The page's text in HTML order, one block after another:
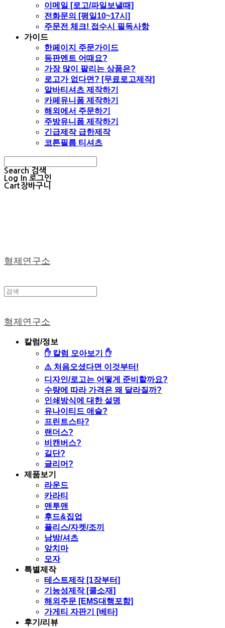
이메일 [로고/파일보낼때]
전화문의 [평일10~17시]
주문전 체크! 접수시 필독사항
가이드
한페이지 주문가이드
등판멘트 어때요?
가장 많이 팔리는 상품은?
로고가 없다면? [무료로고제작]
알바티셔츠 제작하기
카페유니폼 제작하기
해외에서 주문하기
주방유니폼 제작하기
긴급제작 급한제작
코튼필름 티셔츠
Search 검색
Log In 로그인
Cart장바구니
형제연구소
형제연구소
칼럼/정보
✋ 칼럼 모아보기 ✋
⚠️ 처음오셨다면 이것부터!
디자인/로고는 어떻게 준비할까요?
수량에 따라 가격은 왜 달라질까?
인쇄방식에 대한 설명
유나이티드 애슬?
프린트스타?
랜더스?
비캔버스?
길단?
글리머?
제품보기
라운드
카라티
맨투맨
후드&집업
플리스/자켓/조끼
남방/셔츠
앞치마
모자
특별제작
테스트제작 [1장부터]
기능성제작 [쿨소재]
해외주문 [EMS대행포함]
가게티 자판기 [베타]
후기/리뷰